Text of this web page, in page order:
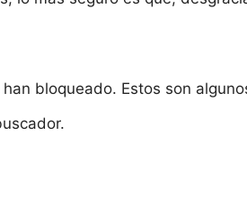
bloqueado. Estos son